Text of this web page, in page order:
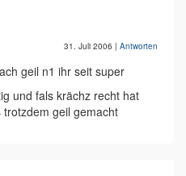
31. Juli 2006 | Antworten
geil n1 ihr seit super
und fals krächz recht hat
geil gemacht